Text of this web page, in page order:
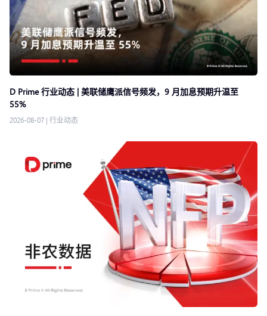
D Prime 行业动态 | 美联储鹰派信号频发，9 月加息预期升温至
55%
2026-08-07 | 行业动态